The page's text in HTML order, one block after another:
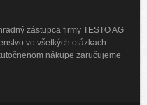
zástupca firmy TESTO AG
vo všetkých otázkach
nákupe zaručujeme